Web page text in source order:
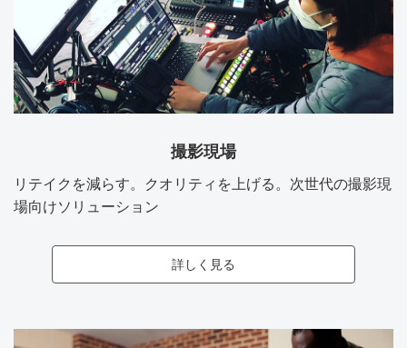
撮影現場
リテイクを減らす。クオリティを上げる。次世代の撮影現
場向けソリューション
詳しく見る